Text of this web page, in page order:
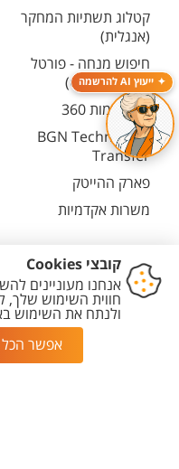
ייעוץ AI להרשמה
קטלוג תשתיות המחקר
(אנגלית)
חיפוש מנחה - פורטל
המחקר (CRIS)
מרכז יזמות 360
BGN Technology
Transfer
פארק ההייטק
משרות אקדמיות
נגישות
מדיניות